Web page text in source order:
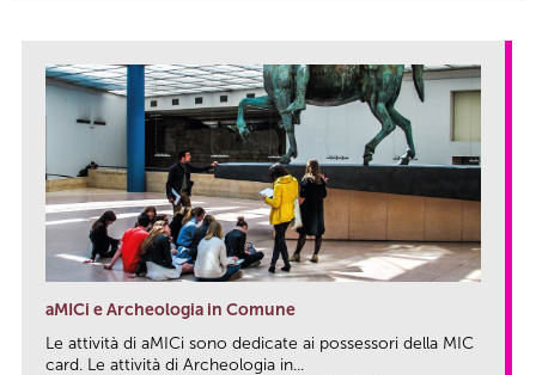
aMICi e Archeologia in Comune
Le attività di aMICi sono dedicate ai possessori della MIC
card. Le attività di Archeologia in...